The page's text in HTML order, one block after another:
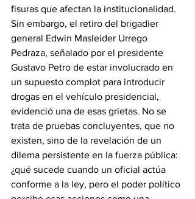
fisuras que afectan la institucionalidad.
Sin embargo, el retiro del brigadier
general Edwin Masleider Urrego
Pedraza, señalado por el presidente
Gustavo Petro de estar involucrado en
un supuesto complot para introducir
drogas en el vehículo presidencial,
evidenció una de esas grietas. No se
trata de pruebas concluyentes, que no
existen, sino de la revelación de un
dilema persistente en la fuerza pública:
¿qué sucede cuando un oficial actúa
conforme a la ley, pero el poder político